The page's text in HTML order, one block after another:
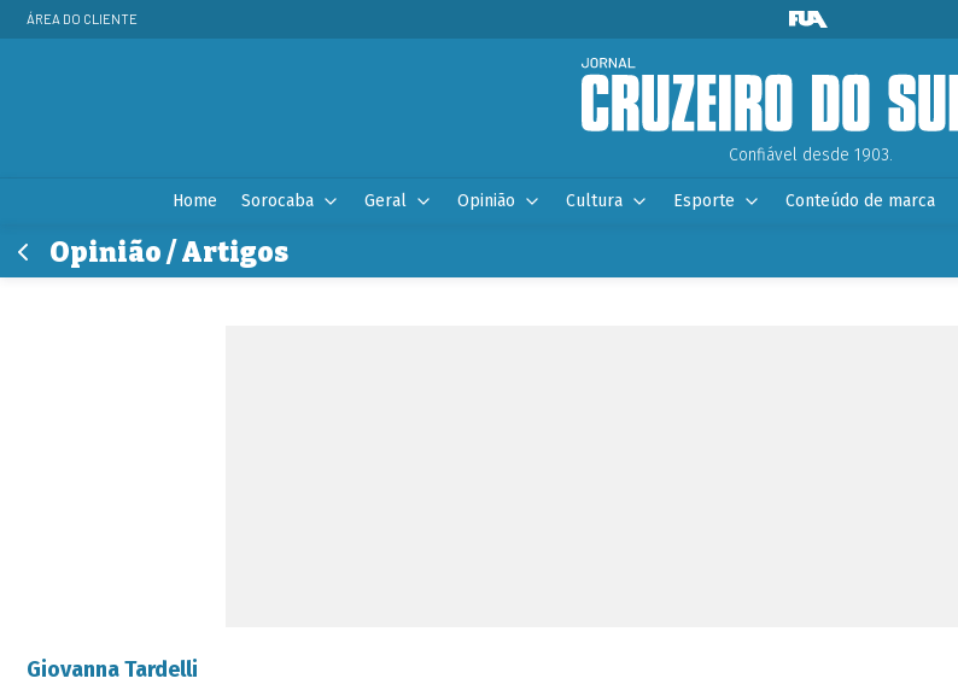
ÁREA DO CLIENTE
Confiável desde 1903.
Home Sorocaba Geral Opinião Cultura Esporte Conteúdo de marca
Opinião / Artigos
Giovanna Tardelli